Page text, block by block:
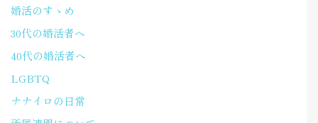
婚活のすゝめ
30代の婚活者へ
40代の婚活者へ
LGBTQ
ナナイロの日常